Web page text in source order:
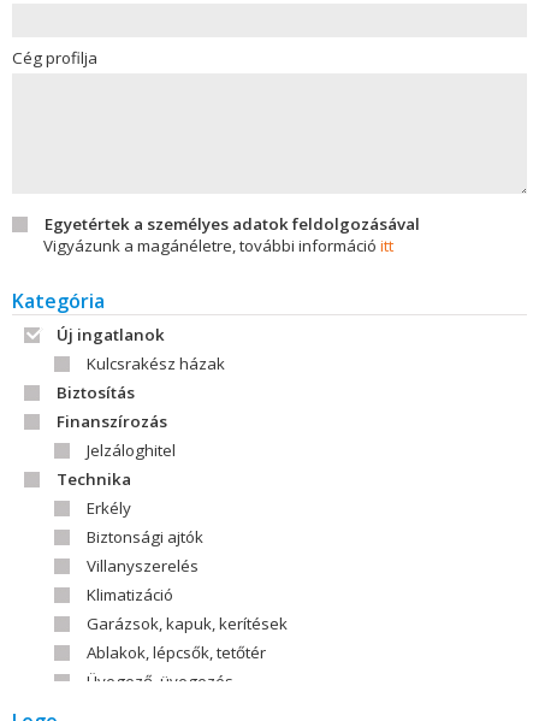
Cég profilja
Egyetértek a személyes adatok feldolgozásával
Vigyázunk a magánéletre, további információ itt
Kategória
Új ingatlanok
Kulcsrakész házak
Biztosítás
Finanszírozás
Jelzáloghitel
Technika
Erkély
Biztonsági ajtók
Villanyszerelés
Klimatizáció
Garázsok, kapuk, kerítések
Ablakok, lépcsők, tetőtér
Üvegező, üvegezés